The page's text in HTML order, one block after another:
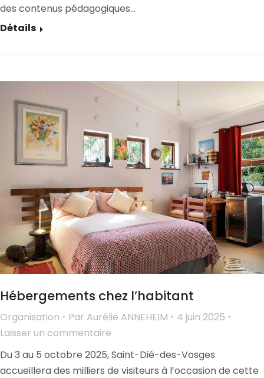
des contenus pédagogiques…
Détails
Hébergements chez l’habitant
Organisation Par Aurélie ANNEHEIM
4 juin 2025
Laisser un commentaire
Du 3 au 5 octobre 2025, Saint-Dié-des-Vosges
accueillera des milliers de visiteurs à l’occasion de cette